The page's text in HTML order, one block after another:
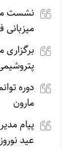
نشست
میزبانی
برگزاری
دوره
مارون
پیام
عید